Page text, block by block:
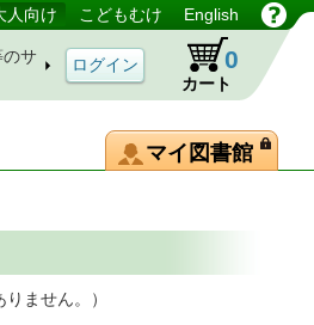
人向け こどもむけ English
のサ
カート
0
マイ図書館
ん。）